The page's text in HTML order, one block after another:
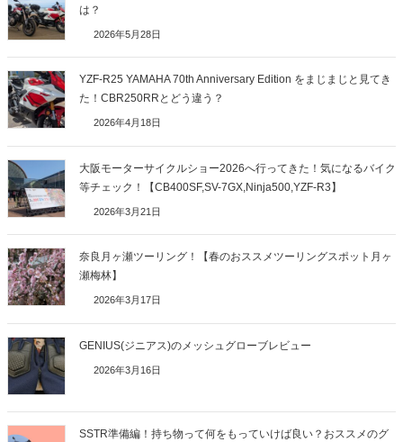
は？
2026年5月28日
YZF-R25 YAMAHA 70th Anniversary Edition をまじまじと見てき
た！CBR250RRとどう違う？
2026年4月18日
大阪モーターサイクルショー2026へ行ってきた！気になるバイク
等チェック！【CB400SF,SV-7GX,Ninja500,YZF-R3】
2026年3月21日
奈良月ヶ瀬ツーリング！【春のおススメツーリングスポット月ヶ
瀬梅林】
2026年3月17日
GENIUS(ジニアス)のメッシュグローブレビュー
2026年3月16日
SSTR準備編！持ち物って何をもっていけば良い？おススメのグ